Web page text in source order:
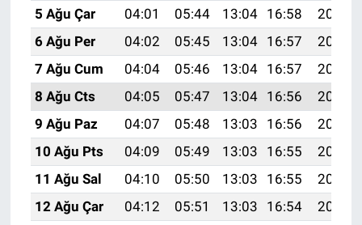
5 Ağu Çar
04:01 05:44 13:04 16:58
20:14
6 Ağu Per
04:02 05:45 13:04 16:57
20:12
7 Ağu Cum
04:04 05:46 13:04 16:57
20:11
8 Ağu Cts
04:05 05:47 13:04 16:56
20:10
9 Ağu Paz
04:07 05:48 13:03 16:56
20:09
10 Ağu Pts
04:09 05:49 13:03 16:55
20:07
11 Ağu Sal
04:10 05:50 13:03 16:55
20:06
12 Ağu Çar
04:12 05:51 13:03 16:54
20:05